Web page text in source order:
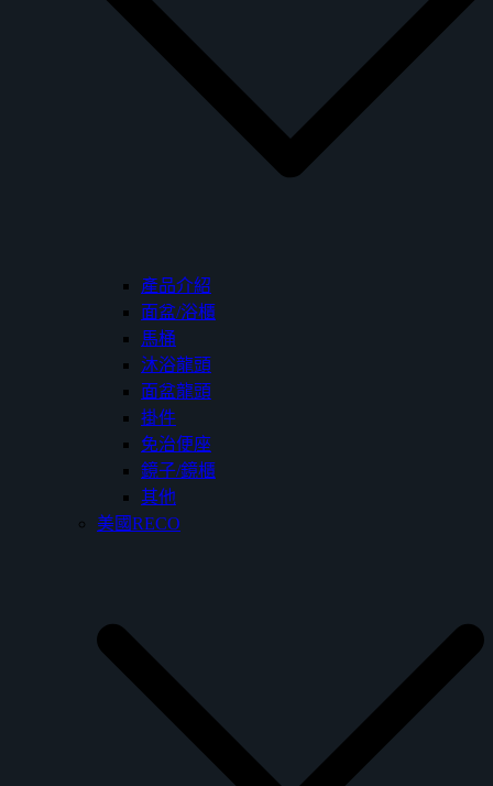
產品介紹
面盆/浴櫃
馬桶
沐浴龍頭
面盆龍頭
掛件
免治便座
鏡子/鏡櫃
其他
美國RECO